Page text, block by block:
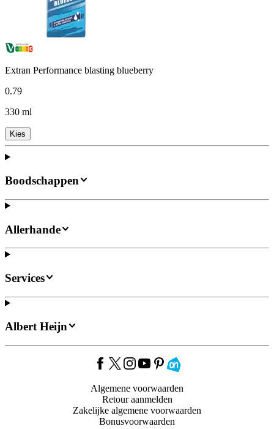
Extran Performance blasting blueberry
0.79
330 ml
Kies
Boodschappen
Allerhande
Services
Albert Heijn
Algemene voorwaarden
Retour aanmelden
Zakelijke algemene voorwaarden
Bonusvoorwaarden